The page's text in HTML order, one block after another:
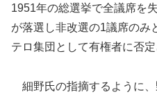
1951年の総選挙で全議席を
が落選し非改選の1議席のみ
テロ集団として有権者に否定
細野氏の指摘するように